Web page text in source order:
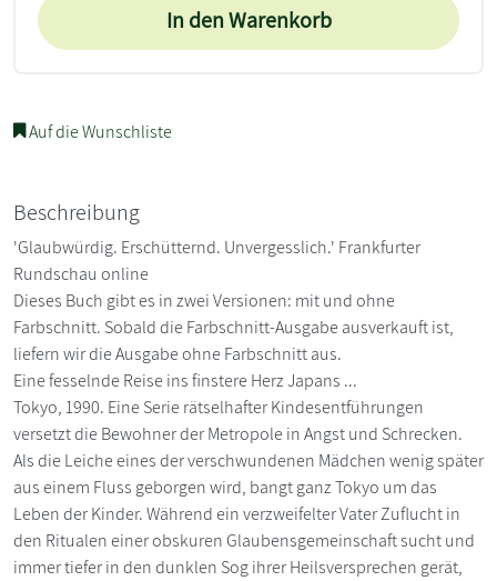
In den Warenkorb
Auf die Wunschliste
Beschreibung
'Glaubwürdig. Erschütternd. Unvergesslich.' Frankfurter
Rundschau online
Dieses Buch gibt es in zwei Versionen: mit und ohne
Farbschnitt. Sobald die Farbschnitt-Ausgabe ausverkauft ist,
liefern wir die Ausgabe ohne Farbschnitt aus.
Eine fesselnde Reise ins finstere Herz Japans ...
Tokyo, 1990. Eine Serie rätselhafter Kindesentführungen
versetzt die Bewohner der Metropole in Angst und Schrecken.
Als die Leiche eines der verschwundenen Mädchen wenig später
aus einem Fluss geborgen wird, bangt ganz Tokyo um das
Leben der Kinder. Während ein verzweifelter Vater Zuflucht in
den Ritualen einer obskuren Glaubensgemeinschaft sucht und
immer tiefer in den dunklen Sog ihrer Heilsversprechen gerät,